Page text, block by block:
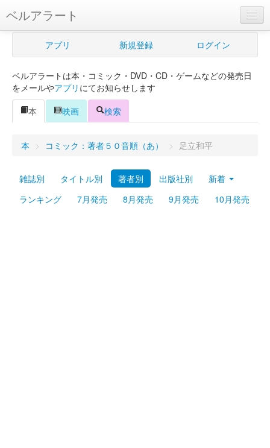
ベルアラート
ベルアラートとは
新規登録
ログイン
Myシェルフ
プレミアム
アプリ 新規登録 ログイン
ベルアラートは本・コミック・DVD・CD・ゲームなどの発売日
をメールやアプリ にてお知らせします
本
映画 検索
本 > コミック：著者５０音順（あ） > 足立和平
雑誌別 タイトル別 著者別 出版社別
新着
ランキング
7月発売 8月発売 9月発売 10月発売